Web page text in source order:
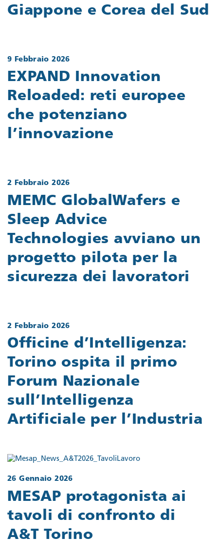
Giappone e Corea del Sud
9 Febbraio 2026
EXPAND Innovation
Reloaded: reti europee
che potenziano
l’innovazione
2 Febbraio 2026
MEMC GlobalWafers e
Sleep Advice
Technologies avviano un
progetto pilota per la
sicurezza dei lavoratori
2 Febbraio 2026
Officine d’Intelligenza:
Torino ospita il primo
Forum Nazionale
sull’Intelligenza
Artificiale per l’Industria
26 Gennaio 2026
MESAP protagonista ai
tavoli di confronto di
A&T Torino